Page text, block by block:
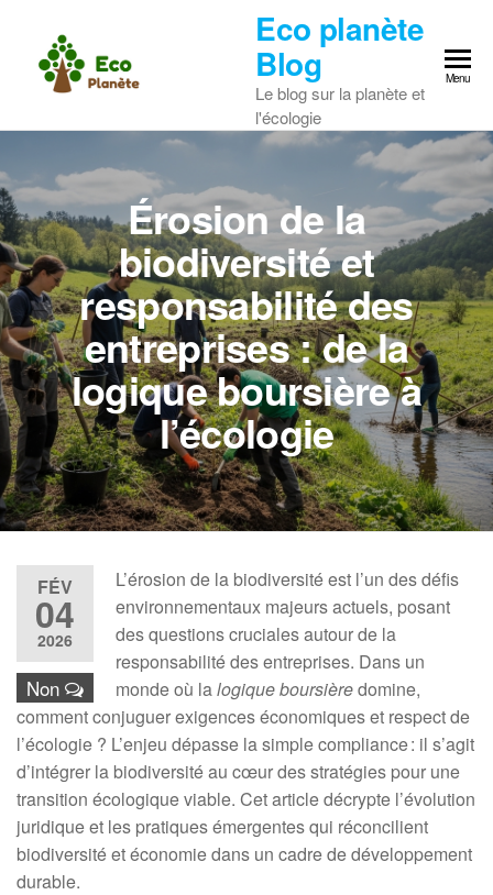
content
Eco planète
Blog
Le blog sur la planète et
l'écologie
Menu
Érosion de la
biodiversité et
responsabilité des
entreprises : de la
logique boursière à
l’écologie
FÉV
04
2026
Non
L’érosion de la biodiversité est l’un des défis
environnementaux majeurs actuels, posant
des questions cruciales autour de la
responsabilité des entreprises. Dans un
monde où lalogique boursièredomine,
comment conjuguer exigences économiques et respect de
l’écologie ? L’enjeu dépasse la simple compliance : il s’agit
d’intégrer la biodiversité au cœur des stratégies pour une
transition écologique viable. Cet article décrypte l’évolution
juridique et les pratiques émergentes qui réconcilient
biodiversité et économie dans un cadre de développement
durable.